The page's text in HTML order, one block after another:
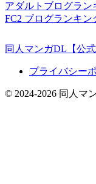
アダルトブログラン
FC2 ブログランキン
同人マンガDL【公式
プライバシー
© 2024-2026 同人マ